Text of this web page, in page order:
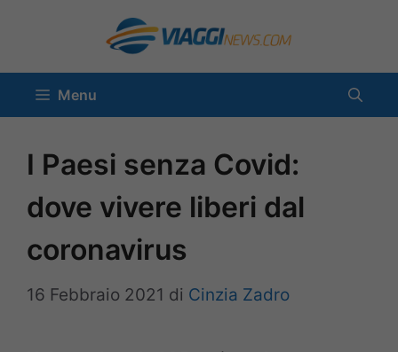
contenuto
Menu
I Paesi senza Covid:
dove vivere liberi dal
coronavirus
16 Febbraio 2021 di Cinzia Zadro